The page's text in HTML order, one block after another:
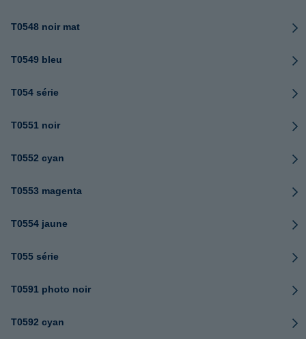
T0548 noir mat
T0549 bleu
T054 série
T0551 noir
T0552 cyan
T0553 magenta
T0554 jaune
T055 série
T0591 photo noir
T0592 cyan